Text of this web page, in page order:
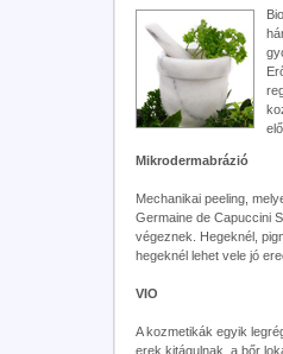
Mikrodermabrázió
Mechanikai peeling,
Germaine de Capuccini
végeznek. Hegeknél,
hegeknél lehet vele jó
VIO
A kozmetikák egyik
erek kitágulnak, a bőr